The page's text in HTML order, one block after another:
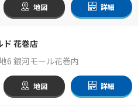
地図 詳細
ド 花巻店
6 銀河モール花巻内
地図 詳細